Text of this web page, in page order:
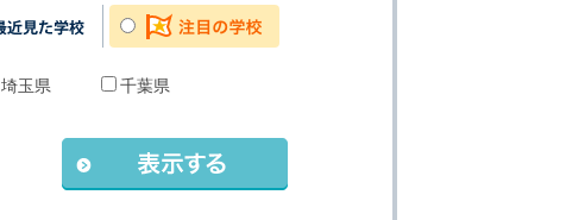
埼玉県
千葉県